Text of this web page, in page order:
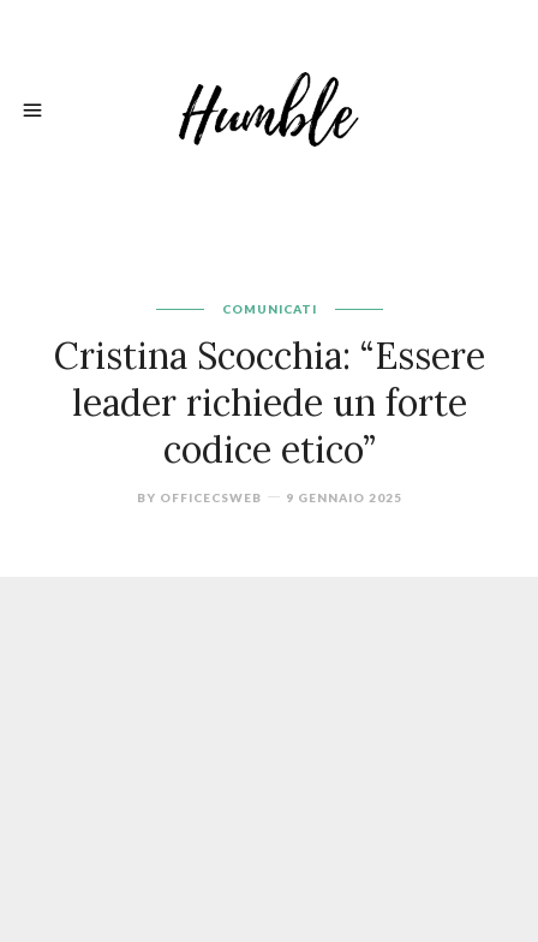
COMUNICATI
Cristina Scocchia: “Essere
leader richiede un forte
codice etico”
BY OFFICECSWEB 9 GENNAIO 2025